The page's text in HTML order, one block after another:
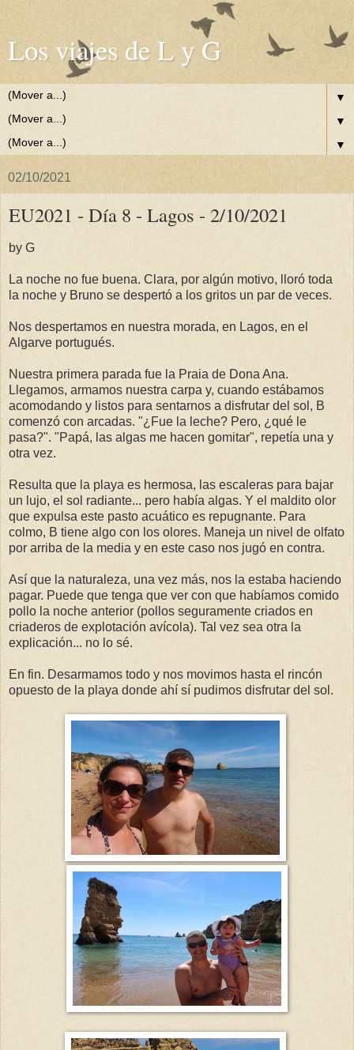
Los viajes de L y G
▼
▼
▼
02/10/2021
EU2021 - Día 8 - Lagos - 2/10/2021
by G
La noche no fue buena. Clara, por algún motivo, lloró toda
la noche y Bruno se despertó a los gritos un par de veces.
Nos despertamos en nuestra morada, en Lagos, en el
Algarve portugués.
Nuestra primera parada fue la Praia de Dona Ana.
Llegamos, armamos nuestra carpa y, cuando estábamos
acomodando y listos para sentarnos a disfrutar del sol, B
comenzó con arcadas. "¿Fue la leche? Pero, ¿qué le
pasa?". "Papá, las algas me hacen gomitar", repetía una y
otra vez.
Resulta que la playa es hermosa, las escaleras para bajar
un lujo, el sol radiante... pero había algas. Y el maldito olor
que expulsa este pasto acuático es repugnante. Para
colmo, B tiene algo con los olores. Maneja un nivel de olfato
por arriba de la media y en este caso nos jugó en contra.
Así que la naturaleza, una vez más, nos la estaba haciendo
pagar. Puede que tenga que ver con que habíamos comido
pollo la noche anterior (pollos seguramente criados en
criaderos de explotación avícola). Tal vez sea otra la
explicación... no lo sé.
En fin. Desarmamos todo y nos movimos hasta el rincón
opuesto de la playa donde ahí sí pudimos disfrutar del sol.